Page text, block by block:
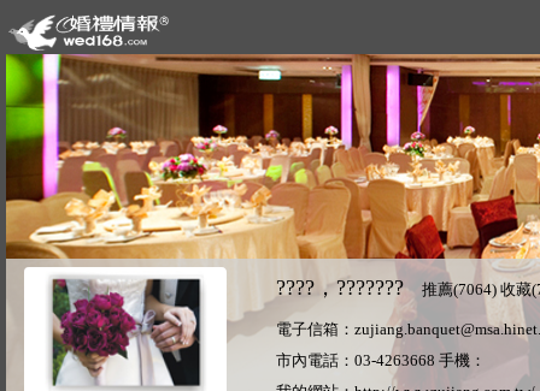
????，??????? 推薦(7064) 收藏
電子信箱：
市內電話：03-4263668 手機：